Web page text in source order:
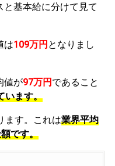
基本給に分けて見て
は109万円 となりまし
値が97万円 であること
います。
ます。これは業界平均
です。